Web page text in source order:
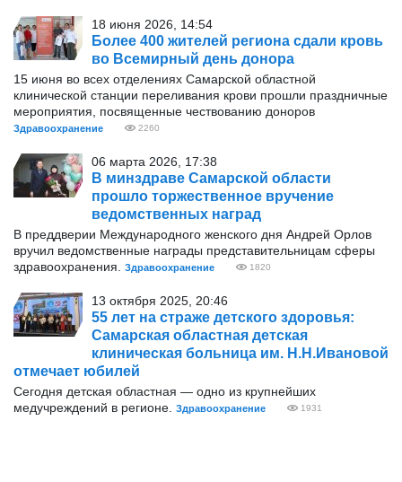
18 июня 2026, 14:54
Более 400 жителей региона сдали кровь
во Всемирный день донора
15 июня во всех отделениях Самарской областной
клинической станции переливания крови прошли праздничные
мероприятия, посвященные чествованию доноров
Здравоохранение 2260
06 марта 2026, 17:38
В минздраве Самарской области
прошло торжественное вручение
ведомственных наград
В преддверии Международного женского дня Андрей Орлов
вручил ведомственные награды представительницам сферы
здравоохранения.
Здравоохранение 1820
13 октября 2025, 20:46
55 лет на страже детского здоровья:
Самарская областная детская
клиническая больница им. Н.Н.Ивановой
отмечает юбилей
Сегодня детская областная — одно из крупнейших
медучреждений в регионе.
Здравоохранение 1931